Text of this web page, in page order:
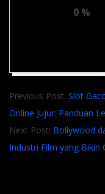
0%
07-
21
Previous Post: Slot
Online Jujur: Panduan
Next Post: Bollywood
Industri Film yang Bikin